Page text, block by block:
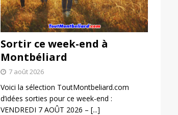
Sortir ce week-end à
Montbéliard
7 août 2026
Voici la sélection ToutMontbeliard.com
d’idées sorties pour ce week-end :
VENDREDI 7 AOÛT 2026 – [...]